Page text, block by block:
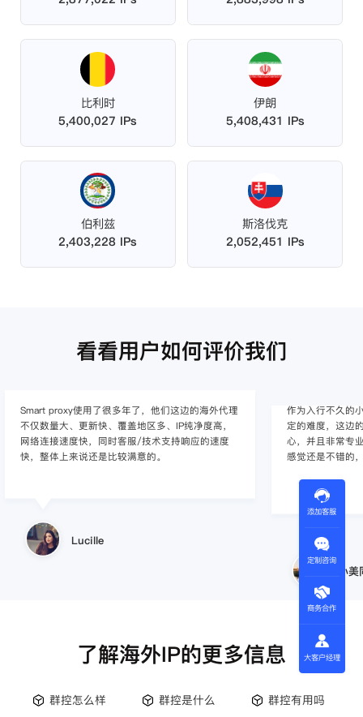
比利时
5,400,027 IPs
伊朗
5,408,431 IPs
伯利兹
2,403,228 IPs
斯洛伐克
2,052,451 IPs
看看用户如何评价我们
Smart proxy使用了很多年了，他们这边的海外代理
不仅数量大、更新快、覆盖地区多、IP纯净度高，
网络连接速度快，同时客服/技术支持响应的速度
快，整体上来说还是比较满意的。
Lucille
作为入行不久的
定的难度，这边
心，并且非常专
感觉还是不错的
小
了解海外IP的更多信息
群控怎么样 群控是什么
群控有用吗
添加客服
定制咨询
商务合作
大客户经理